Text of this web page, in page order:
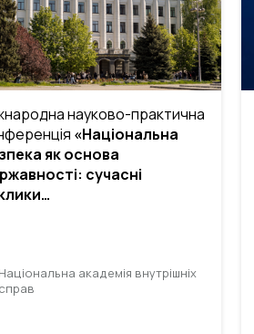
науково-практична
«Національна
як основа
сучасні
Національна академія внутрішніх
справ